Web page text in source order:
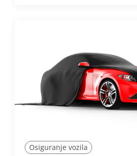
Osiguranje vozila